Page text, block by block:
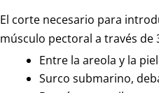
El corte necesario para
músculo pectoral a través de
Entre la areola y la
Surco submarino,